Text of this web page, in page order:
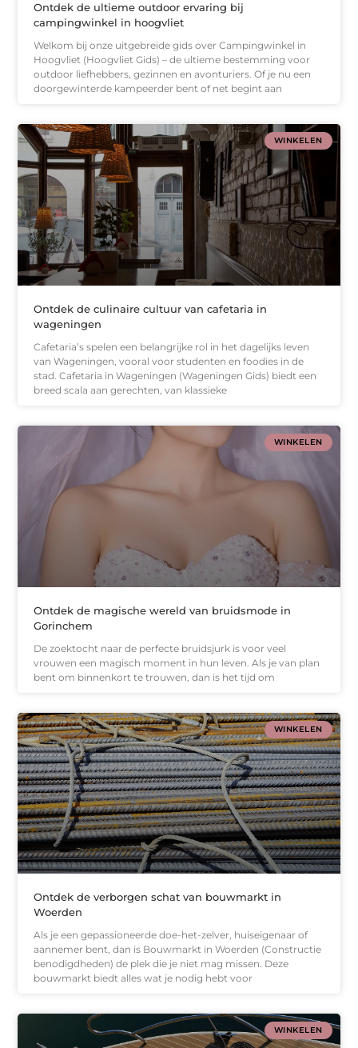
Ontdek de ultieme outdoor ervaring bij
campingwinkel in hoogvliet
Welkom bij onze uitgebreide gids over Campingwinkel in
Hoogvliet (Hoogvliet Gids) – de ultieme bestemming voor
outdoor liefhebbers, gezinnen en avonturiers. Of je nu een
doorgewinterde kampeerder bent of net begint aan
WINKELEN
Ontdek de culinaire cultuur van cafetaria in
wageningen
Cafetaria’s spelen een belangrijke rol in het dagelijks leven
van Wageningen, vooral voor studenten en foodies in de
stad. Cafetaria in Wageningen (Wageningen Gids) biedt een
breed scala aan gerechten, van klassieke
WINKELEN
Ontdek de magische wereld van bruidsmode in
Gorinchem
De zoektocht naar de perfecte bruidsjurk is voor veel
vrouwen een magisch moment in hun leven. Als je van plan
bent om binnenkort te trouwen, dan is het tijd om
WINKELEN
Ontdek de verborgen schat van bouwmarkt in
Woerden
Als je een gepassioneerde doe-het-zelver, huiseigenaar of
aannemer bent, dan is Bouwmarkt in Woerden (Constructie
benodigdheden) de plek die je niet mag missen. Deze
bouwmarkt biedt alles wat je nodig hebt voor
WINKELEN